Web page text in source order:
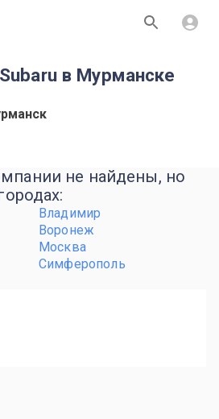
в Мурманске
не найдены, но
Владимир
Воронеж
Москва
Симферополь